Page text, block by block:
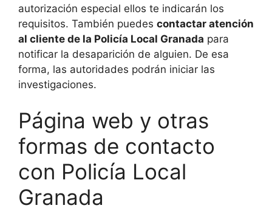
autorización especial ellos te indicarán los
requisitos. También puedes contactar atención
al cliente de la Policía Local Granada para
notificar la desaparición de alguien. De esa
forma, las autoridades podrán iniciar las
investigaciones.
Página web y otras
formas de contacto
con Policía Local
Granada